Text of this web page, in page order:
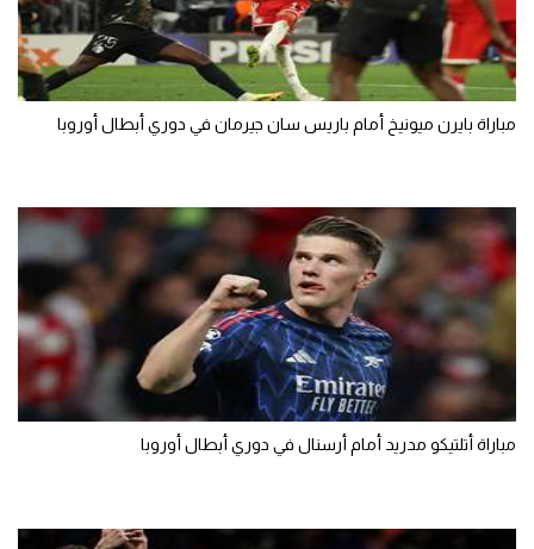
تحليل في الجول
حكايات في الجول
كويز في الجول
مباراة بايرن ميونيخ أمام باريس سان جيرمان في دوري أبطال أوروبا
مباراة أتلتيكو مدريد أمام أرسنال في دوري أبطال أوروبا